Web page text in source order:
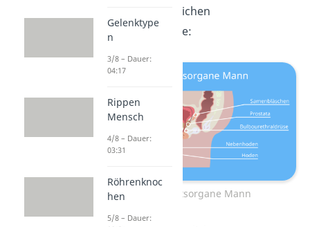
der männlichen
Geschlechtsorgane:
Geschlechtsorgane Mann
Gelenktype
n
3/8 – Dauer:
04:17
Rippen
Mensch
4/8 – Dauer:
03:31
Röhrenknoc
hen
5/8 – Dauer: